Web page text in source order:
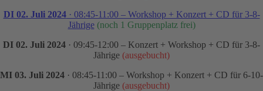
DI 02. Juli 2024· 08:45-11:00 – Workshop + Konzert + CD für 3-8-
Jährige (noch 1 Gruppenplatz frei)
DI 02. Juli 2024 · 09:45-12:00 – Konzert + Workshop + CD für 3-8-
Jährige (ausgebucht)
MI 03. Juli 2024 · 08:45-11:00 – Workshop + Konzert + CD für 6-10-
Jährige (ausgebucht)